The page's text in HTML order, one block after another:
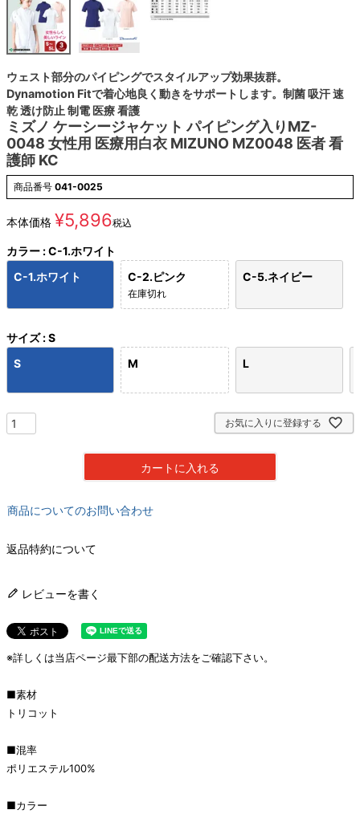
ウェスト部分のパイピングでスタイルアップ効果抜群。
Dynamotion Fitで着心地良く動きをサポートします。制菌 吸汗 速
乾 透け防止 制電 医療 看護
ミズノ ケーシージャケット パイピング入りMZ-
0048 女性用 医療用白衣 MIZUNO MZ0048 医者 看
護師 KC
商品番号 041-0025
本体価格 ¥5,896税込
カラー C-1.ホワイト
C-1.ホワイト
C-2.ピンク
在庫切れ
C-5.ネイビー
サイズ S
S
M L
お気に入りに登録する
カートに入れる
商品についてのお問い合わせ
返品特約について
レビューを書く
※詳しくは当店ページ最下部の配送方法をご確認下さい。
■素材
トリコット
■混率
ポリエステル100%
■カラー